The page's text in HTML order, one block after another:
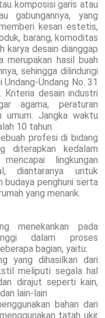
komposisi garis atau
gabungannya, yang
kesan estetis,
barang, komoditas
karya desain dianggap
merupakan hasil buah
sehingga dilindungi
Undang No. 31
desain industri
agama, peraturan
umum. Jangka waktu
10 tahun.
profesi di bidang
diterapkan kedalam
lingkungan
diantaranya untuk
budaya penghuni serta
yang menarik.
menekankan pada
dalam proses
bagian, yaitu:
yang dihasilkan dari
meliputi segala hal
dirajut seperti kain,
lain-lain
bahan dari
tatah ukir